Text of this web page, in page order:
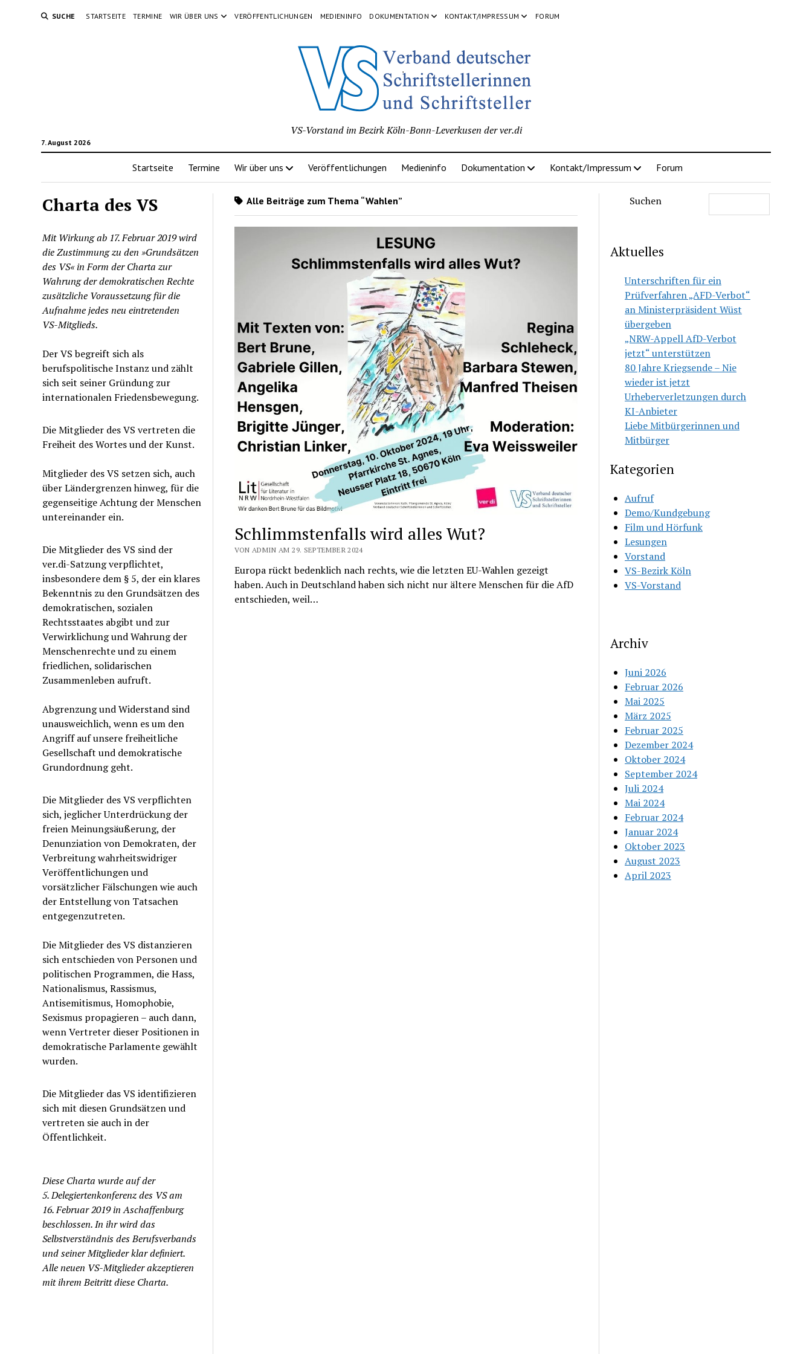
SUCHE STARTSEITE TERMINE WIR ÜBER UNS VERÖFFENTLICHUNGEN MEDIENINFO DOKUMENTATION KONTAKT/IMPRESSUM FORUM
7. August 2026
VS-Vorstand im Bezirk Köln-Bonn-Leverkusen der ver.di
Startseite Termine Wir über uns Veröffentlichungen Medieninfo Dokumentation Kontakt/Impressum Forum
Charta des VS
Mit Wirkung ab 17. Februar 2019 wird
die Zustimmung zu den »Grundsätzen
des VS« in Form der Charta zur
Wahrung der demokratischen Rechte
zusätzliche Voraussetzung für die
Aufnahme jedes neu eintretenden
VS-Mitglieds.
Der VS begreift sich als
berufspolitische Instanz und zählt
sich seit seiner Gründung zur
internationalen Friedensbewegung.
Die Mitglieder des VS vertreten die
Freiheit des Wortes und der Kunst.
Mitglieder des VS setzen sich, auch
über Ländergrenzen hinweg, für die
gegenseitige Achtung der Menschen
untereinander ein.
Die Mitglieder des VS sind der
ver.di-Satzung verpflichtet,
insbesondere dem § 5, der ein klares
Bekenntnis zu den Grundsätzen des
demokratischen, sozialen
Rechtsstaates abgibt und zur
Verwirklichung und Wahrung der
Menschenrechte und zu einem
friedlichen, solidarischen
Zusammenleben aufruft.
Abgrenzung und Widerstand sind
unausweichlich, wenn es um den
Angriff auf unsere freiheitliche
Gesellschaft und demokratische
Grundordnung geht.
Die Mitglieder des VS verpflichten
sich, jeglicher Unterdrückung der
freien Meinungsäußerung, der
Denunziation von Demokraten, der
Verbreitung wahrheitswidriger
Veröffentlichungen und
vorsätzlicher Fälschungen wie auch
der Entstellung von Tatsachen
entgegenzutreten.
Die Mitglieder des VS distanzieren
sich entschieden von Personen und
politischen Programmen, die Hass,
Nationalismus, Rassismus,
Antisemitismus, Homophobie,
Sexismus propagieren – auch dann,
wenn Vertreter dieser Positionen in
demokratische Parlamente gewählt
wurden.
Die Mitglieder das VS identifizieren
sich mit diesen Grundsätzen und
vertreten sie auch in der
Öffentlichkeit.
Diese Charta wurde auf der
5. Delegiertenkonferenz des VS am
16. Februar 2019 in Aschaffenburg
beschlossen. In ihr wird das
Selbstverständnis des Berufsverbands
und seiner Mitglieder klar definiert.
Alle neuen VS-Mitglieder akzeptieren
mit ihrem Beitritt diese Charta.
Alle Beiträge zum Thema “Wahlen”
Schlimmstenfalls wird alles Wut?
VON ADMIN AM 29. SEPTEMBER 2024
Europa rückt bedenklich nach rechts, wie die letzten EU-Wahlen gezeigt
haben. Auch in Deutschland haben sich nicht nur ältere Menschen für die AfD
entschieden, weil…
Suchen
Aktuelles
Unterschriften für ein
Prüfverfahren „AFD-Verbot“
an Ministerpräsident Wüst
übergeben
„NRW-Appell AfD-Verbot
jetzt“ unterstützen
80 Jahre Kriegsende – Nie
wieder ist jetzt
Urheberverletzungen durch
KI-Anbieter
Liebe Mitbürgerinnen und
Mitbürger
Kategorien
Aufruf
Demo/Kundgebung
Film und Hörfunk
Lesungen
Vorstand
VS-Bezirk Köln
VS-Vorstand
Archiv
Juni 2026
Februar 2026
Mai 2025
März 2025
Februar 2025
Dezember 2024
Oktober 2024
September 2024
Juli 2024
Mai 2024
Februar 2024
Januar 2024
Oktober 2023
August 2023
April 2023